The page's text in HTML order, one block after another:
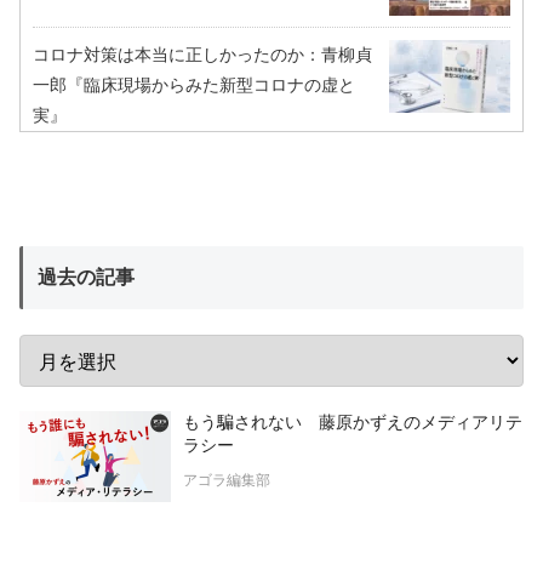
コロナ対策は本当に正しかったのか：青柳貞
一郎『臨床現場からみた新型コロナの虚と
実』
過去の記事
もう騙されない 藤原かずえのメディアリテ
ラシー
アゴラ編集部